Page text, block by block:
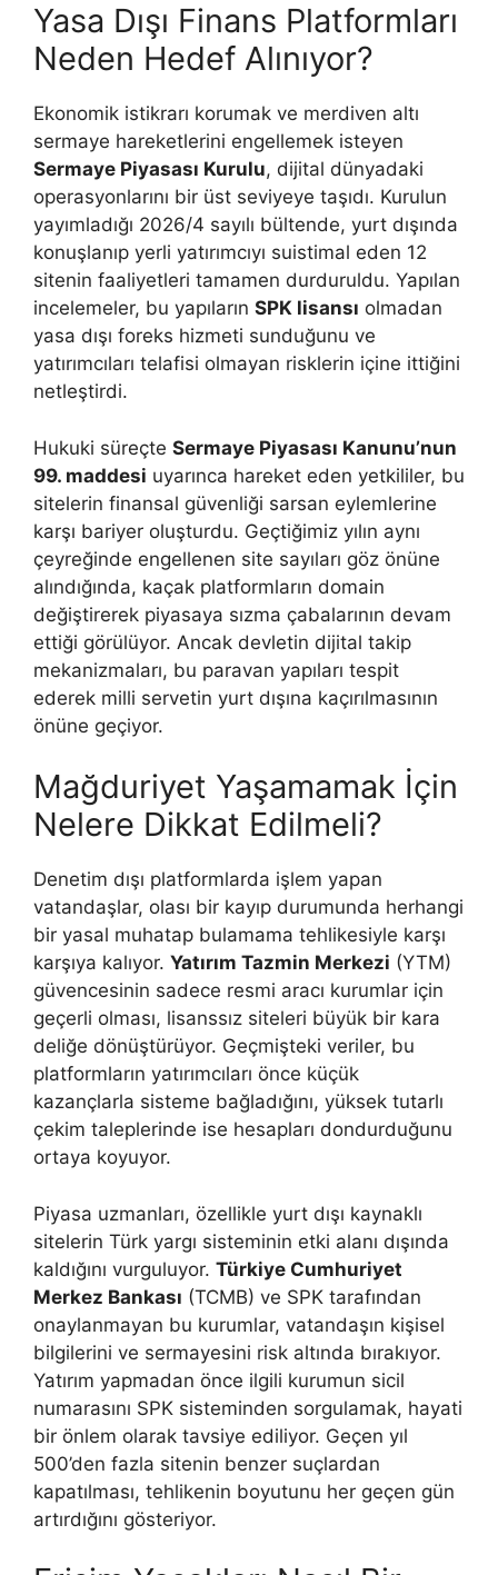
Yasa Dışı Finans Platformları
Neden Hedef Alınıyor?
Ekonomik istikrarı korumak ve merdiven altı
sermaye hareketlerini engellemek isteyen
Sermaye Piyasası Kurulu, dijital dünyadaki
operasyonlarını bir üst seviyeye taşıdı. Kurulun
yayımladığı 2026/4 sayılı bültende, yurt dışında
konuşlanıp yerli yatırımcıyı suistimal eden 12
sitenin faaliyetleri tamamen durduruldu. Yapılan
incelemeler, bu yapıların SPK lisansı olmadan
yasa dışı foreks hizmeti sunduğunu ve
yatırımcıları telafisi olmayan risklerin içine ittiğini
netleştirdi.
Hukuki süreçte Sermaye Piyasası Kanunu’nun
99. maddesi uyarınca hareket eden yetkililer, bu
sitelerin finansal güvenliği sarsan eylemlerine
karşı bariyer oluşturdu. Geçtiğimiz yılın aynı
çeyreğinde engellenen site sayıları göz önüne
alındığında, kaçak platformların domain
değiştirerek piyasaya sızma çabalarının devam
ettiği görülüyor. Ancak devletin dijital takip
mekanizmaları, bu paravan yapıları tespit
ederek milli servetin yurt dışına kaçırılmasının
önüne geçiyor.
Mağduriyet Yaşamamak İçin
Nelere Dikkat Edilmeli?
Denetim dışı platformlarda işlem yapan
vatandaşlar, olası bir kayıp durumunda herhangi
bir yasal muhatap bulamama tehlikesiyle karşı
karşıya kalıyor. Yatırım Tazmin Merkezi (YTM)
güvencesinin sadece resmi aracı kurumlar için
geçerli olması, lisanssız siteleri büyük bir kara
deliğe dönüştürüyor. Geçmişteki veriler, bu
platformların yatırımcıları önce küçük
kazançlarla sisteme bağladığını, yüksek tutarlı
çekim taleplerinde ise hesapları dondurduğunu
ortaya koyuyor.
Piyasa uzmanları, özellikle yurt dışı kaynaklı
sitelerin Türk yargı sisteminin etki alanı dışında
kaldığını vurguluyor. Türkiye Cumhuriyet
Merkez Bankası (TCMB) ve SPK tarafından
onaylanmayan bu kurumlar, vatandaşın kişisel
bilgilerini ve sermayesini risk altında bırakıyor.
Yatırım yapmadan önce ilgili kurumun sicil
numarasını SPK sisteminden sorgulamak, hayati
bir önlem olarak tavsiye ediliyor. Geçen yıl
500’den fazla sitenin benzer suçlardan
kapatılması, tehlikenin boyutunu her geçen gün
artırdığını gösteriyor.